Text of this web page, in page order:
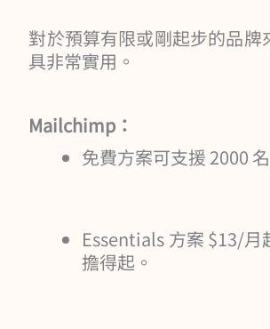
對於預算有限或剛起步的品牌
具非常實用。
Mailchimp：
免費方案可支援 2000
Essentials 方案 $13/月
擔得起。